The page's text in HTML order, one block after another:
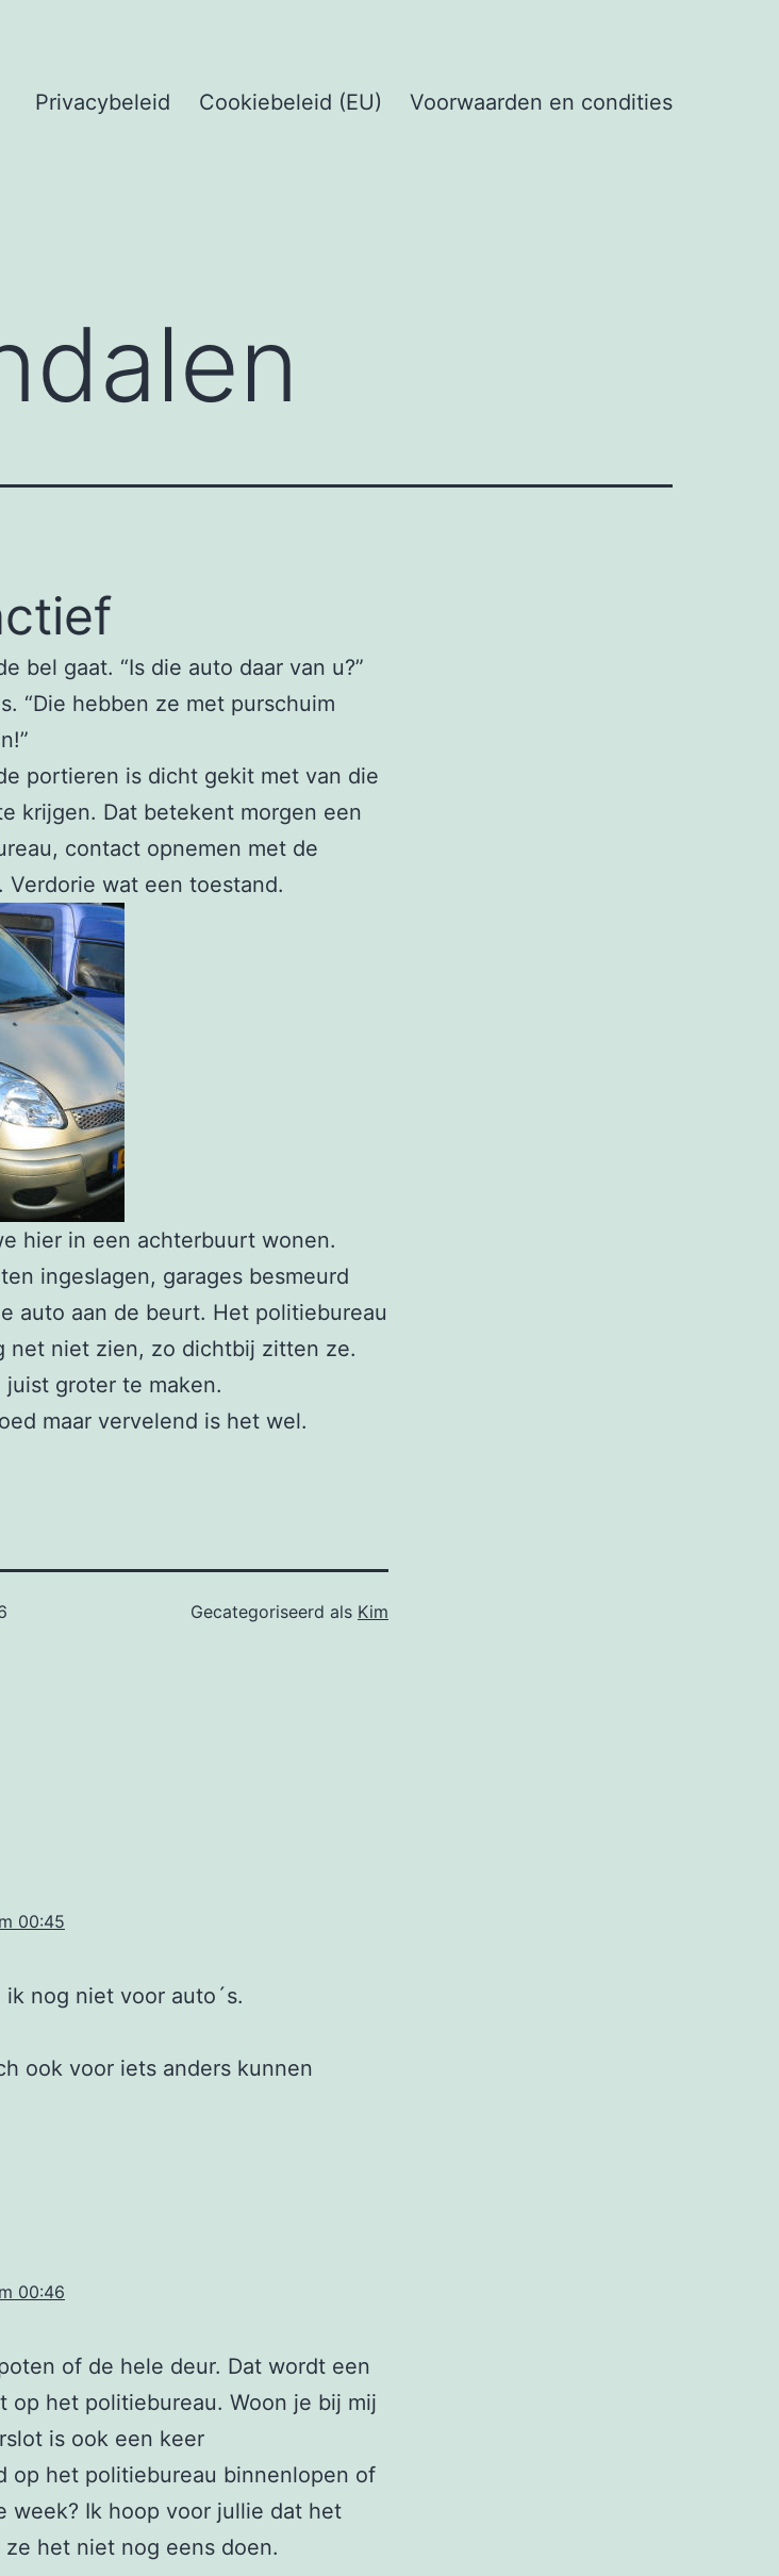
Privacybeleid Cookiebeleid (EU) Voorwaarden en condities
bel gaat. “Is die auto daar van u?”
“Die hebben ze met purschuim
portieren is dicht gekit met van die
krijgen. Dat betekent morgen een
contact opnemen met de
wat een toestand.
hier in een achterbuurt wonen.
ingeslagen, garages besmeurd
auto aan de beurt. Het politiebureau
net niet zien, zo dichtbij zitten ze.
groter te maken.
maar vervelend is het wel.
Gecategoriseerd als Kim
00:45
nog niet voor auto´s.
ook voor iets anders kunnen
00:46
of de hele deur. Dat wordt een
op het politiebureau. Woon je bij mij
is ook een keer
op het politiebureau binnenlopen of
week? Ik hoop voor jullie dat het
het niet nog eens doen.